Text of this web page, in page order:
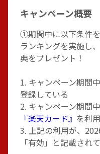
キャンペーン概要
①期間中に以下条件
ランキングを実施し
典をプレゼント！
1. キャンペーン期間
登録している
2. キャンペーン期間
『楽天カード』 を利
3. 上記の利用が、
「有効」と記載され